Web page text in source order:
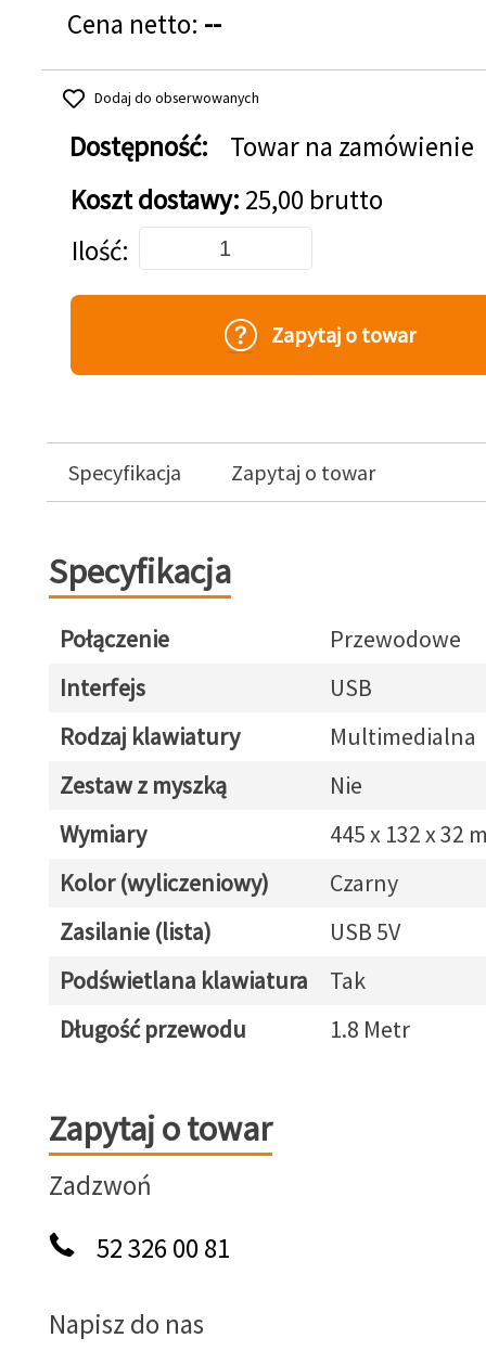
Cena netto: --
Dodaj do obserwowanych
Dostępność:
Towar na zamówienie
Koszt dostawy: 25,00 brutto
Dodaj do koszyka
Ilość
Zapytaj o towar
Specyfikacja Zapytaj o towar
Specyfikacja
Połączenie
Przewodowe
Interfejs
USB
Rodzaj klawiatury
Multimedialna
Zestaw z myszką
Nie
Wymiary
445 x 132 x 32
Kolor (wyliczeniowy)
Czarny
Zasilanie (lista)
USB 5V
Podświetlana klawiatura
Tak
Długość przewodu
1.8 Metr
Zapytaj o towar
Zapytaj o towar
Zadzwoń
52 326 00 81
Napisz do nas